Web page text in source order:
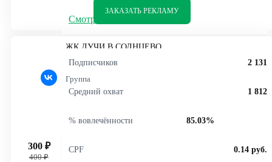
Психология и отношения
Религия и духовность
Трейдинг
Знакомства
Смотреть статистику
ЗАКАЗАТЬ РЕКЛАМУ
ЖК ЛУЧИ В СОЛНЦЕВО
Группа
Подписчиков 2 131
Средний охват 1 812
% вовлечённости 85.03%
CPF 0.14 руб.
300 ₽
400 ₽